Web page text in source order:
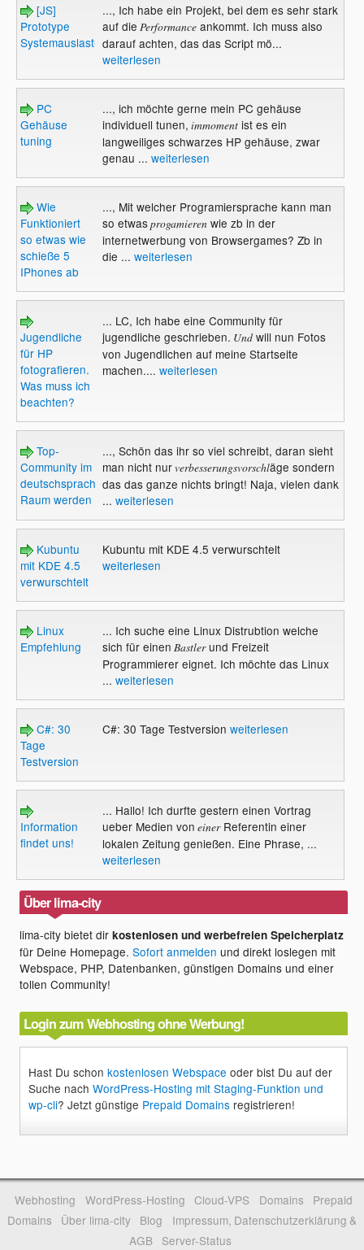
[JS]
Prototype
Systemauslastung
..., Ich habe ein Projekt, bei dem es sehr stark
auf die Performanceankommt. Ich muss also
darauf achten, das das Script mö...
weiterlesen
PC
Gehäuse
tuning
..., ich möchte gerne mein PC gehäuse
individuell tunen, immomentist es ein
langweiliges schwarzes HP gehäuse, zwar
genau ... weiterlesen
Wie
Funktioniert
so etwas wie
schieße 5
IPhones ab
..., Mit welcher Programiersprache kann man
so etwasprogamierenwie zb in der
internetwerbung von Browsergames? Zb in
die ... weiterlesen
Jugendliche
für HP
fotografieren.
Was muss ich
beachten?
... LC, Ich habe eine Community für
jugendliche geschrieben. Undwill nun Fotos
von Jugendlichen auf meine Startseite
machen.... weiterlesen
Top-
Community im
deutschsprachigen
Raum werden
..., Schön das ihr so viel schreibt, daran sieht
man nicht nurverbesserungsvorschläge sondern
das das ganze nichts bringt! Naja, vielen dank
... weiterlesen
Kubuntu
mit KDE 4.5
verwurschtelt
Kubuntu mit KDE 4.5 verwurschtelt
weiterlesen
Linux
Empfehlung
... Ich suche eine Linux Distrubtion welche
sich für einen Bastlerund Freizeit
Programmierer eignet. Ich möchte das Linux
... weiterlesen
C#: 30
Tage
Testversion
C#: 30 Tage Testversion weiterlesen
Information
findet uns!
... Hallo! Ich durfte gestern einen Vortrag
ueber Medien von einerReferentin einer
lokalen Zeitung genießen. Eine Phrase, ...
weiterlesen
Über lima-city
lima-city bietet dirkostenlosen und werbefreien Speicherplatz
für Deine Homepage.Sofort anmelden und direkt loslegen mit
Webspace, PHP, Datenbanken, günstigen Domains und einer
tollen Community!
Login zum Webhosting ohne Werbung!
Hast Du schonkostenlosen Webspace oder bist Du auf der
Suche nachWordPress-Hosting mit Staging-Funktion und
wp-cli? Jetzt günstige Prepaid Domains registrieren!
Webhosting WordPress-Hosting Cloud-VPS Domains
Prepaid
Domains
Über lima-city Blog
Impressum, Datenschutzerklärung &
AGB
Server-Status